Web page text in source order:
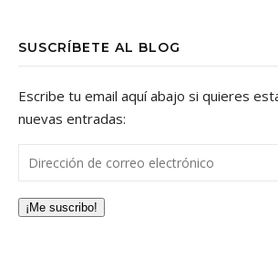
SUSCRÍBETE AL BLOG
Escribe tu email aquí abajo si quieres
nuevas entradas:
Dirección de correo electrónico
¡Me suscribo!